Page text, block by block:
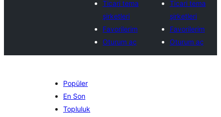
Ticari tema
şirketleri
Favorilerim
Oturum aç
Ticari tema
şirketleri
Favorilerim
Oturum aç
Popüler
En Son
Topluluk